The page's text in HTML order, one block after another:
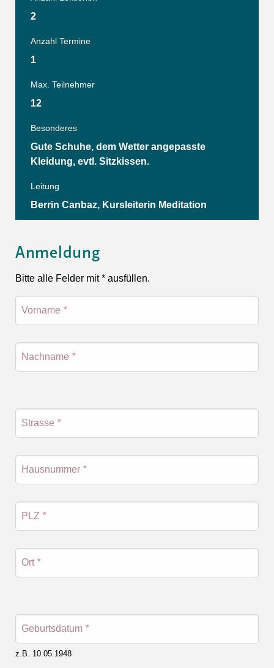
2
Anzahl Termine
1
Max. Teilnehmer
12
Besonderes
Gute Schuhe, dem Wetter angepasste
Kleidung, evtl. Sitzkissen.
Leitung
Berrin Canbaz, Kursleiterin Meditation
Anmeldung
Bitte alle Felder mit * ausfüllen.
Vorname *
Nachname *
Strasse *
Hausnummer *
PLZ *
Ort *
Geburtsdatum *
z.B. 10.05.1948